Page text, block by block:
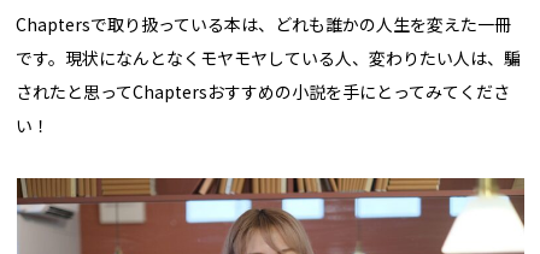
Chaptersで取り扱っている本は、どれも誰かの人生を変えた一冊
です。現状になんとなくモヤモヤしている人、変わりたい人は、騙
されたと思ってChaptersおすすめの小説を手にとってみてくださ
い！